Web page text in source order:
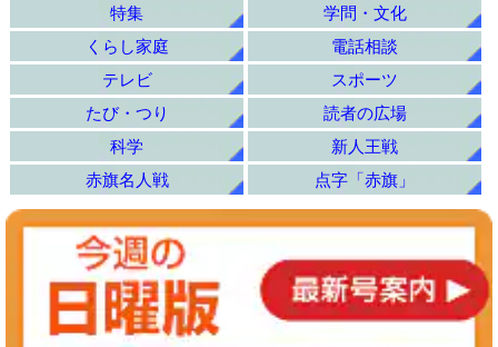
特集
学問・文化
くらし家庭
電話相談
テレビ
スポーツ
たび・つり
読者の広場
科学
新人王戦
赤旗名人戦
点字「赤旗」